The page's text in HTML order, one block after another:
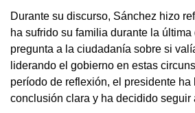
Durante su discurso, Sánchez hizo
ha sufrido su familia durante la
pregunta a la ciudadanía sobre si
liderando el gobierno en estas
período de reflexión, el presidente ha
conclusión clara y ha decidido seguir